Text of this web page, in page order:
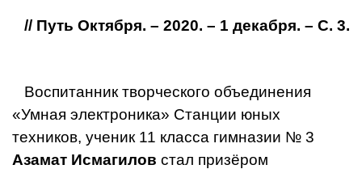
// Путь Октября. – 2020. – 1 декабря. – С. 3.
Воспитанник творческого объеди­нения
«Умная электроника» Стан­ции юных
техников, ученик 11 класса гимназии № 3
Азамат Исмагилов стал призёром